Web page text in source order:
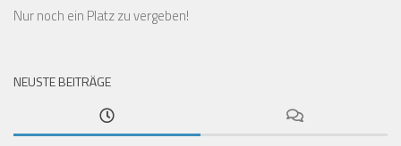
Nur noch ein Platz zu vergeben!
NEUSTE BEITRÄGE